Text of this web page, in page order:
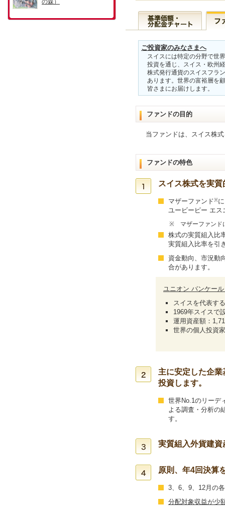
ご投資家のみなさまへ
スイスには特定の分野で世
投資を通じ、スイス・欧州
株式発行通貨のスイスフラ
あります。世界の富裕層を
皆さまにお届けします。
ファンドの目的
当ファンドは、スイス株
ファンドの特色
スイス株式を実
マザーファンド※
ユービーピー エス
※ マザーファンド
株式の実質組入比
実質組入比率を引
資金動向、市況動
合があります。
ユニオン バンケー
スイスを代表す
1969年スイスで
運用資産額：
世界の個人投資
主に安定した企
投資します。
世界No.1のリーデ
よる調査・分析の
す。
実質組入外貨建
原則、年4回決算
3、6、9、12月の
分配対象収益が少